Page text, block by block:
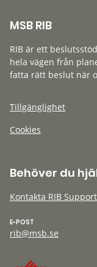
MSB RIB
RIB är ett
hela vägen från
fatta rätt beslut när
Tillgänglighet
Cookies
Behöver du
Kontakta RIB Support
E-POST
rib@msb.se